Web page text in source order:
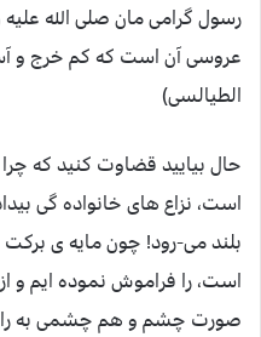
رسول گرامی مان صلی الله
عروسی آن است که کم خرج و
الطیالسی)
حال بیایید قضاوت کنید که
است، نزاع های خانواده گی
بلند می-رود! چون مایه ی
است، را فراموش نموده ایم و
صورت چشم و هم چشمی به